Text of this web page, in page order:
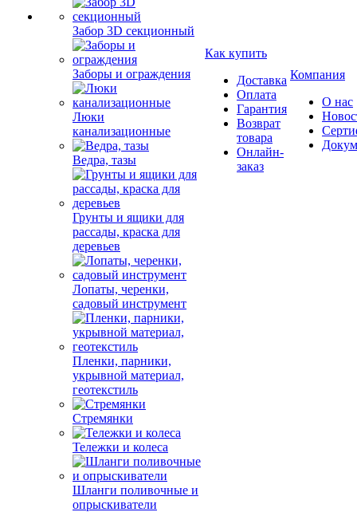
Забор 3D секционный
Заборы и ограждения
Люки
канализационные
Ведра, тазы
Грунты и ящики для
рассады, краска для
деревьев
Лопаты, черенки,
садовый инструмент
Пленки, парники,
укрывной материал,
геотекстиль
Стремянки
Тележки и колеса
Шланги поливочные и
опрыскиватели
Как купить
Доставка
Оплата
Гарантия
Возврат
товара
Онлайн-
заказ
Компания
О нас